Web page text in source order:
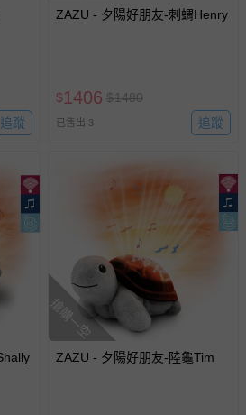
追蹤
ZAZU - 夕陽好朋友-刺蝟Henry
$1406 $1480
已售出 3 追蹤
搶購一空
ZAZU - 夕陽好朋友-陸龜Tim